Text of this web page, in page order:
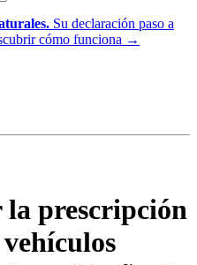
Su declaración paso a
cómo funciona →
la prescripción